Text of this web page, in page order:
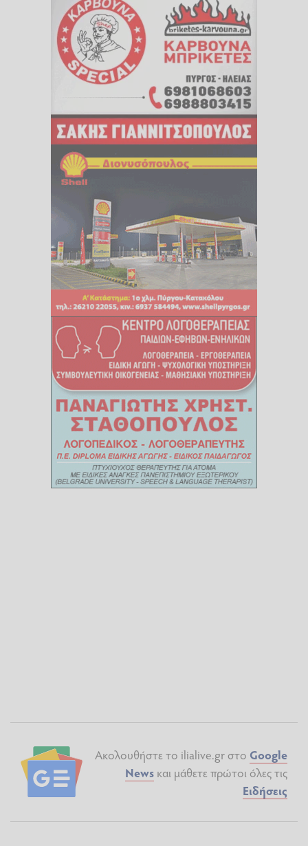
Ακολουθήστε το ilialive.gr στο Google
News και μάθετε πρώτοι όλες τις
Ειδήσεις